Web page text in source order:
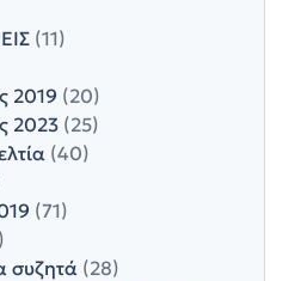
(11)
2019 (20)
2023 (25)
(40)
(71)
συζητά (28)